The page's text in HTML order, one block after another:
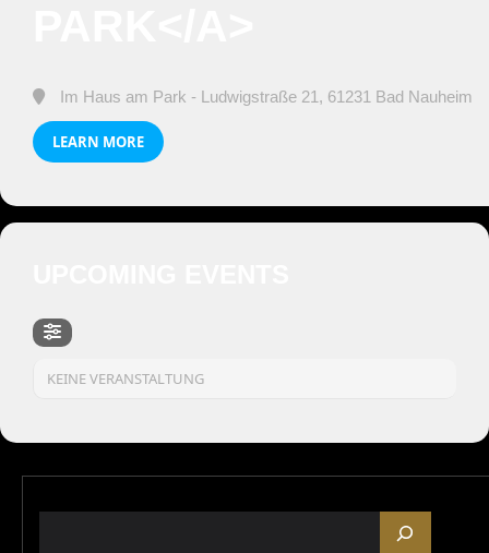
Im Haus am Park - Ludwigstraße 21, 61231 Bad Nauheim
LEARN MORE
KEINE VERANSTALTUNG
Suchen